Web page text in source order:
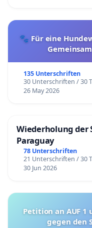
🐾 Für eine
135 Unterschriften
30 Unterschriften / 30
26 May 2026
Wiederholung der
Paraguay
78 Unterschriften
21 Unterschriften / 30
30 Jun 2026
Petition an AUF 1
gegen den